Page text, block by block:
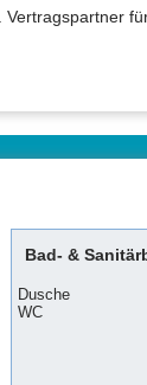
Vertragspartner
Bad- &
Dusche
WC